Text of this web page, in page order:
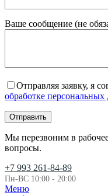
Ваше сообщение (не
Отправляя заявку, я
обработке
Мы перезвоним в
вопросы.
+7 993 261-84-89
Пн-ВС 10:00 - 20:00
Меню